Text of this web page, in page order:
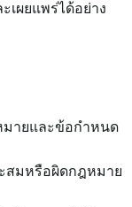
เผยแพร่ได้อย่าง
มายและข้อกำหนด
สมหรือผิดกฎหมาย